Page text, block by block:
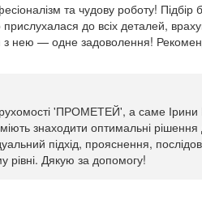
та чудову роботу!
до всіх деталей,
з нею — одне задоволення!
'ПРОМЕТЕЙ', а саме Ірини
знаходити оптимальні рішення
підхід, прояснення,
рівні. Дякую за допомогу!